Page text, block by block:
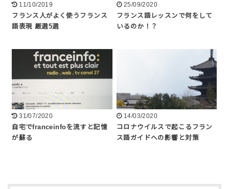
11/10/2019
フランス人がよく使うフランス
語表現 厳選5選
25/09/2020
フランス語レッスンで何をして
いるのか！？
31/07/2020
自宅でfranceinfoを流すと記憶
が蘇る
14/03/2020
コロナウイルスで起こるフラン
ス語ガイドへの影響と対策